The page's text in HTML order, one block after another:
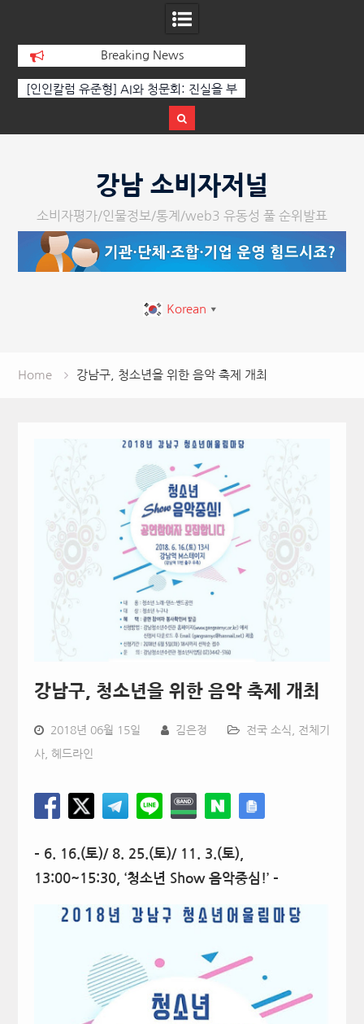
Breaking News
유준형] AI와 청문회: 진실을 부
다.
‘K-AI 아트 거장’ 장인보 감독, Ai
페스티벌’ 성황리에 막 내려
강남 소비자저널
소비자평가/인물정보/통계/web3 유동성 풀 순위발표
Korean ▼
Home 강남구, 청소년을 위한 음악 축제 개최
강남구, 청소년을 위한 음악 축제 개최
2018년 06월 15일 김은정 전국 소식 전체기
사, 헤드라인
– 6. 16.(토)/ 8. 25.(토)/ 11. 3.(토),
13:00~15:30, ‘청소년 Show 음악중심 !’ –